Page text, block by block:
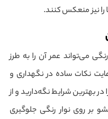
نیز منعکس کنند.
می‌تواند عمر آن را به طرز
نکات ساده در نگهداری و
بهترین شرایط نگه‌دارید و از
بر روی نوار رنگی جلوگیری